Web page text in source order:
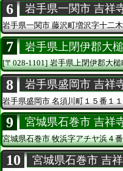
6 岩手県一関市 吉祥
岩手県一関市 藤沢町増沢字十二
7 岩手県上閉伊郡大
[〒028-1101] 岩手県上閉伊郡大槌
8 岩手県盛岡市 吉祥
岩手県盛岡市 名須川町１５番１
9 宮城県石巻市 吉祥
宮城県石巻市牧浜字アチヤ浜４
10 宮城県石巻市 吉